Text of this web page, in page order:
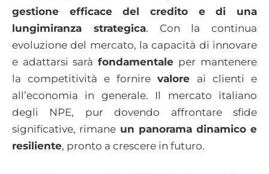
gestione efficace del credito e di una
lungimiranza strategica. Con la continua
evoluzione del mercato, la capacità di innovare
e adattarsi sarà fondamentale per mantenere
la competitività e fornire valore ai clienti e
all’economia in generale. Il mercato italiano
degli NPE, pur dovendo affrontare sfide
significative, rimane un panorama dinamico e
resiliente, pronto a crescere in futuro.